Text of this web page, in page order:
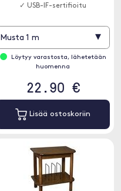
✓ USB-IF-sertifioitu
Musta 1 m ▾
Löytyy varastosta, lähetetään
huomenna
22.90 €
Lisää ostoskoriin